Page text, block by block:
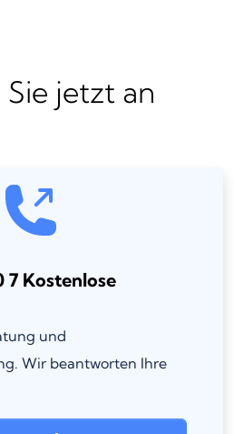
Sie jetzt an
7 Kostenlose
und
Wir beantworten Ihre